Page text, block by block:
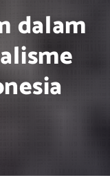
dalam